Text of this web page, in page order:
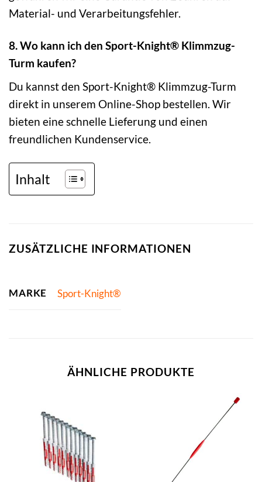
Material- und Verarbeitungsfehler.
8. Wo kann ich den Sport-Knight® Klimmzug-
Turm kaufen?
Du kannst den Sport-Knight® Klimmzug-Turm
direkt in unserem Online-Shop bestellen. Wir
bieten eine schnelle Lieferung und einen
freundlichen Kundenservice.
Inhalt
ZUSÄTZLICHE INFORMATIONEN
MARKE Sport-Knight®
ÄHNLICHE PRODUKTE